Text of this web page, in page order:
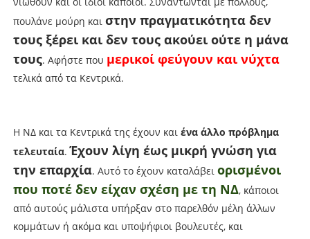
πουλάνε μούρη και στην πραγματικότητα δεν
τους ξέρει και δεν τους ακούει ούτε η μάνα
τους. Αφήστε που μερικοί φεύγουν και νύχτα
τελικά από τα Κεντρικά.
Η ΝΔ και τα Κεντρικά της έχουν και ένα άλλο πρόβλημα
τελευταία.Έχουν λίγη έως μικρή γνώση για
την επαρχία. Αυτό το έχουν καταλάβει ορισμένοι
που ποτέ δεν είχαν σχέση με τη ΝΔ, κάποιοι
από αυτούς μάλιστα υπήρξαν στο παρελθόν μέλη άλλων
κομμάτων ή ακόμα και υποψήφιοι βουλευτές, και